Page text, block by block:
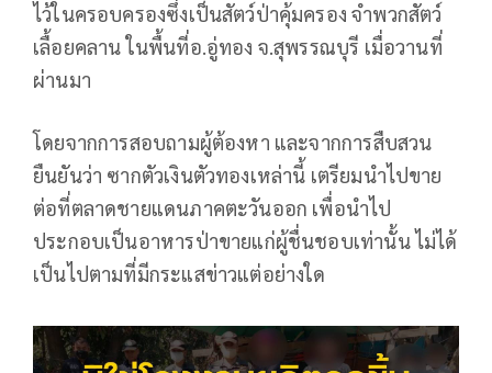
ไว้ในครอบครองซึ่งเป็นสัตว์ป่าคุ้มครอง จำพวกสัตว์
เลื้อยคลาน ในพื้นที่อ.อู่ทอง จ.สุพรรณบุรี เมื่อวานที่
ผ่านมา
โดยจากการสอบถามผู้ต้องหา และจากการสืบสวน
ยืนยันว่า ซากตัวเงินตัวทองเหล่านี้ เตรียมนำไปขาย
ต่อที่ตลาดชายแดนภาคตะวันออก เพื่อนำไป
ประกอบเป็นอาหารป่าขายแก่ผู้ชื่นชอบเท่านั้น ไม่ได้
เป็นไปตามที่มีกระแสข่าวแต่อย่างใด